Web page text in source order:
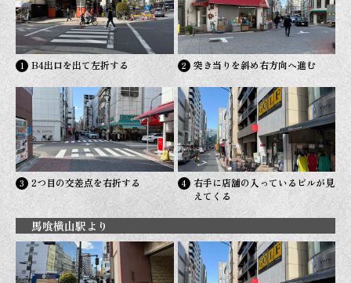
B4出口を出て左折する 突き当りを斜め右方向へ進む
2つ目の交差点を右折する
右手に店舗の入っているビルが見
えてくる
馬喰横山駅より